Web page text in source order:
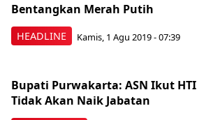
HEADLINE
Bentangkan Merah Putih
Kamis, 1 Agu 2019 - 07:39
Bupati Purwakarta: ASN Ikut HTI
Tidak Akan Naik Jabatan